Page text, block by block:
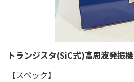
トランジスタ(SiC式)高周波発振機
【スペック】